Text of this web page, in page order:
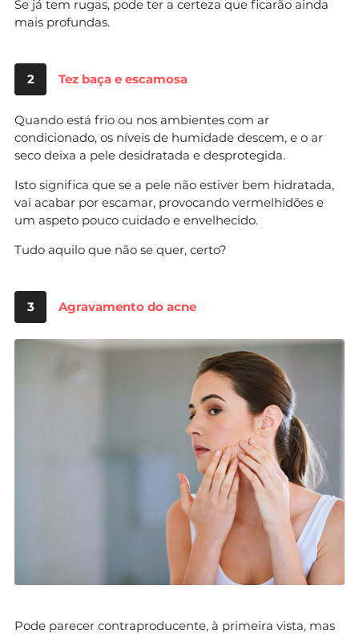
Se já tem rugas, pode ter a certeza que ficarão ainda
mais profundas.
2 Tez baça e escamosa
Quando está frio ou nos ambientes com ar
condicionado, os níveis de humidade descem, e o ar
seco deixa a pele desidratada e desprotegida.
Isto significa que se a pele não estiver bem hidratada,
vai acabar por escamar, provocando vermelhidões e
um aspeto pouco cuidado e envelhecido.
Tudo aquilo que não se quer, certo?
3 Agravamento do acne
Pode parecer contraproducente, à primeira vista, mas